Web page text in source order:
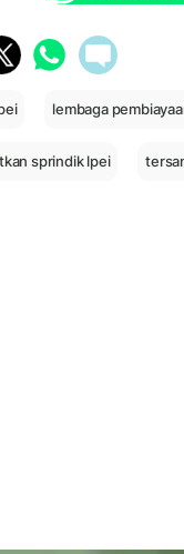
lembaga
sprindik lpei